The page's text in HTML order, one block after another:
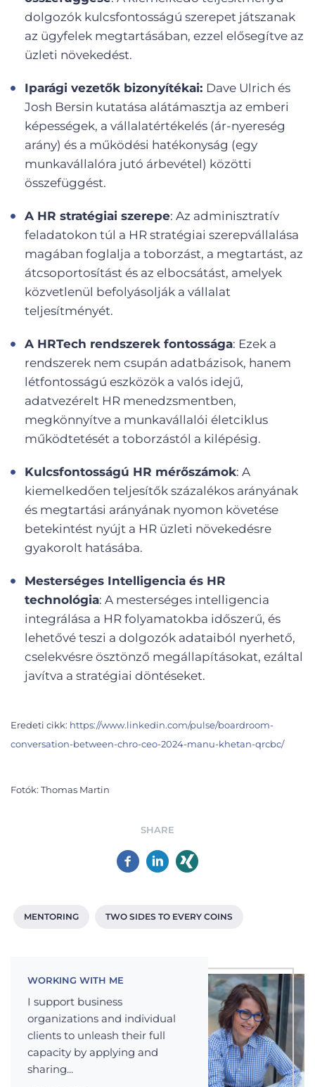
SHARE
dolgozók kulcsfontosságú szerepet játszanak
az ügyfelek megtartásában, ezzel elősegítve az
üzleti növekedést.
Iparági vezetők bizonyítékai: Dave Ulrich és
Josh Bersin kutatása alátámasztja az emberi
képességek, a vállalatértékelés (ár-nyereség
arány) és a működési hatékonyság (egy
munkavállalóra jutó árbevétel) közötti
összefüggést.
A HR stratégiai szerepe: Az adminisztratív
feladatokon túl a HR stratégiai szerepvállalása
magában foglalja a toborzást, a megtartást, az
átcsoportosítást és az elbocsátást, amelyek
közvetlenül befolyásolják a vállalat
teljesítményét.
A HRTech rendszerek fontossága: Ezek a
rendszerek nem csupán adatbázisok, hanem
létfontosságú eszközök a valós idejű,
adatvezérelt HR menedzsmentben,
megkönnyítve a munkavállalói életciklus
működtetését a toborzástól a kilépésig.
Kulcsfontosságú HR mérőszámok: A
kiemelkedően teljesítők százalékos arányának
és megtartási arányának nyomon követése
betekintést nyújt a HR üzleti növekedésre
gyakorolt hatásába.
Mesterséges Intelligencia és HR
technológia: A mesterséges intelligencia
integrálása a HR folyamatokba időszerű, és
lehetővé teszi a dolgozók adataiból nyerhető,
cselekvésre ösztönző megállapításokat, ezáltal
javítva a stratégiai döntéseket.
Eredeti cikk: https://www.linkedin.com/pulse/boardroom-
conversation-between-chro-ceo-2024-manu-khetan-qrcbc/
Fotók: Thomas Martin
MENTORING TWO SIDES TO EVERY COINS
WORKING WITH ME
I support business
organizations and individual
clients to unleash their full
capacity by applying and
sharing...